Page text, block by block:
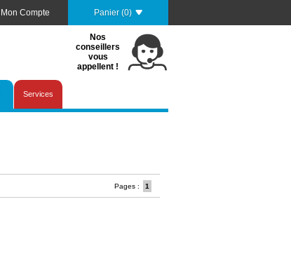
Panier (0)
Mon Compte
Nos
conseillers
vous
appellent !
Services
Pages : 1